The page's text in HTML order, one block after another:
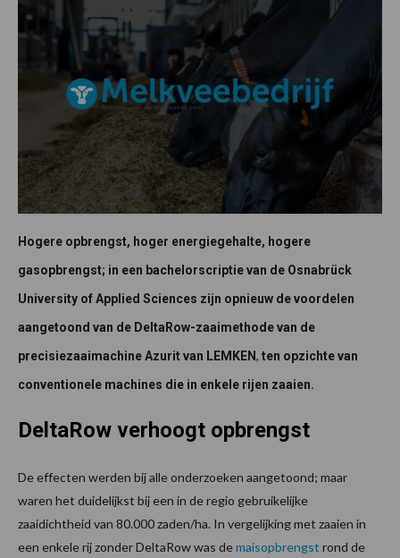
Hogere opbrengst, hoger energiegehalte, hogere
gasopbrengst; in een bachelorscriptie van de Osnabrück
University of Applied Sciences zijn opnieuw de voordelen
aangetoond van de DeltaRow-zaaimethode van de
precisiezaaimachine Azurit van LEMKEN, ten opzichte van
conventionele machines die in enkele rijen zaaien.
DeltaRow verhoogt opbrengst
De effecten werden bij alle onderzoeken aangetoond; maar
waren het duidelijkst bij een in de regio gebruikelijke
zaaidichtheid van 80.000 zaden/ha. In vergelijking met zaaien in
een enkele rij zonder DeltaRow was demaisopbrengst rond de